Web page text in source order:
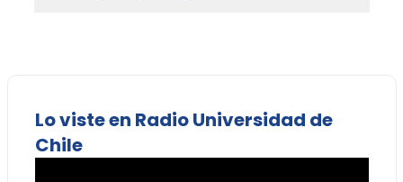
Lo viste en Radio Universidad de
Chile